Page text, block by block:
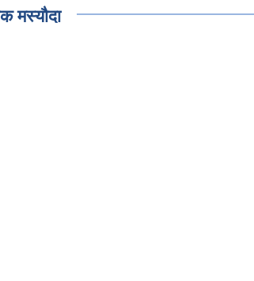
मस्यौदा